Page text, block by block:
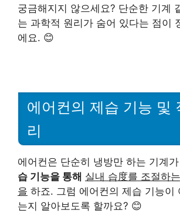
궁금해지지 않으세요? 단순한 기계
는 과학적 원리가 숨어 있다는 점이
에요. 😊
에어컨의 제습 기능 및
리
에어컨은 단순히 냉방만 하는 기계
습 기능을 통해 실내 습度를 조절하
을 하죠. 그럼 에어컨의 제습 기능이
는지 알아보도록 할까요? 😊